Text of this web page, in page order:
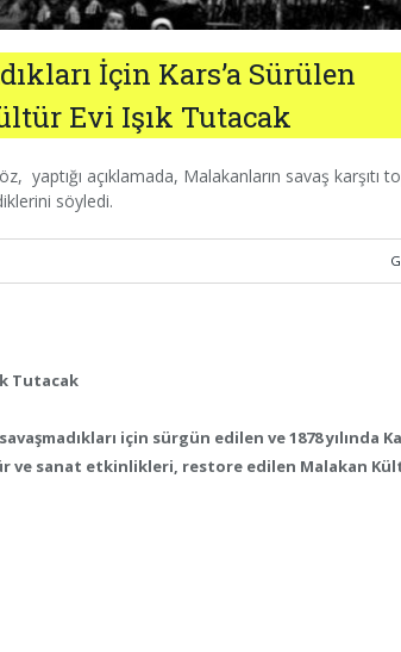
İçin Kars’a Sürülen
Evi Işık Tutacak
yaptığı açıklamada, Malakanların savaş karşıtı
söyledi.
Tutacak
için sürgün edilen ve 1878 yılında
ve sanat etkinlikleri, restore edilen Malakan